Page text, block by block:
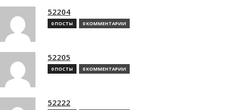
52204
0 ПОСТЫ 0 КОММЕНТАРИИ
52205
0 ПОСТЫ 0 КОММЕНТАРИИ
52222